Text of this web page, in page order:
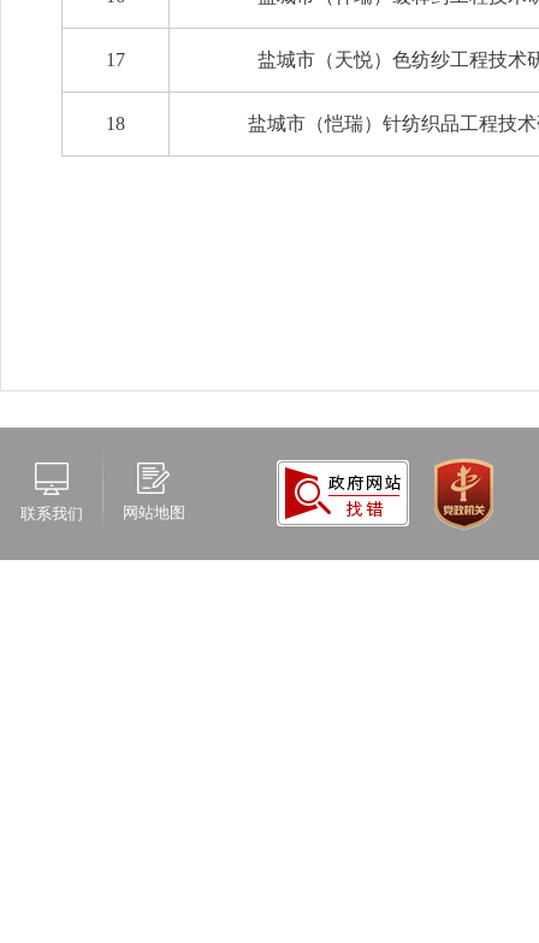
17 盐城市（天悦）色纺纱工程技术
18 盐城市（恺瑞）针纺织品工程技
联系我们 网站地图